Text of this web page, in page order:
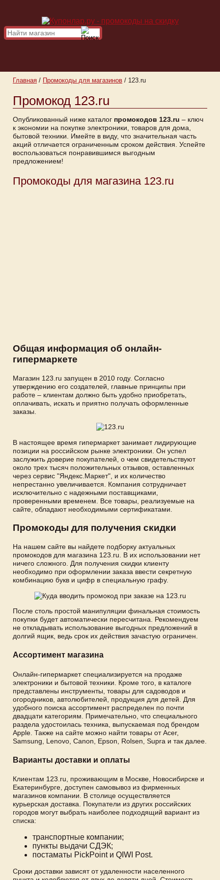
Главная / Промокоды для магазинов / 123.ru
Промокод 123.ru
Опубликованный ниже каталог промокодов 123.ru – ключ
к экономии на покупке электроники, товаров для дома,
бытовой техники. Имейте в виду, что значительная часть
акций отличается ограниченным сроком действия. Успейте
воспользоваться понравившимся выгодным
предложением!
Промокоды для магазина 123.ru
Общая информация об онлайн-
гипермаркете
Магазин 123.ru запущен в 2010 году. Согласно
утверждению его создателей, главные принципы при
работе – клиентам должно быть удобно приобретать,
оплачивать, искать и приятно получать оформленные
заказы.
В настоящее время гипермаркет занимает лидирующие
позиции на российском рынке электроники. Он успел
заслужить доверие покупателей, о чем свидетельствуют
около трех тысяч положительных отзывов, оставленных
через сервис "Яндекс.Маркет", и их количество
непрестанно увеличивается. Компания сотрудничает
исключительно с надежными поставщиками,
проверенными временем. Все товары, реализуемые на
сайте, обладают необходимыми сертификатами.
Промокоды для получения скидки
На нашем сайте вы найдете подборку актуальных
промокодов для магазина 123.ru. В их использовании нет
ничего сложного. Для получения скидки клиенту
необходимо при оформлении заказа ввести секретную
комбинацию букв и цифр в специальную графу.
После столь простой манипуляции финальная стоимость
покупки будет автоматически пересчитана. Рекомендуем
не откладывать использование выгодных предложений в
долгий ящик, ведь срок их действия зачастую ограничен.
Ассортимент магазина
Онлайн-гипермаркет специализируется на продаже
электроники и бытовой техники. Кроме того, в каталоге
представлены инструменты, товары для садоводов и
огородников, автолюбителей, продукция для детей. Для
удобного поиска ассортимент распределен по почти
двадцати категориям. Примечательно, что специального
раздела удостоилась техника, выпускаемая под брендом
Apple. Также на сайте можно найти товары от Acer,
Samsung, Lenovo, Canon, Epson, Rolsen, Supra и так далее.
Варианты доставки и оплаты
Клиентам 123.ru, проживающим в Москве, Новосибирске и
Екатеринбурге, доступен самовывоз из фирменных
магазинов компании. В столице осуществляется
курьерская доставка. Покупатели из других российских
городов могут выбрать наиболее подходящий вариант из
списка:
транспортные компании;
пункты выдачи СДЭК;
постаматы PickPoint и QIWI Post.
Сроки доставки зависят от удаленности населенного